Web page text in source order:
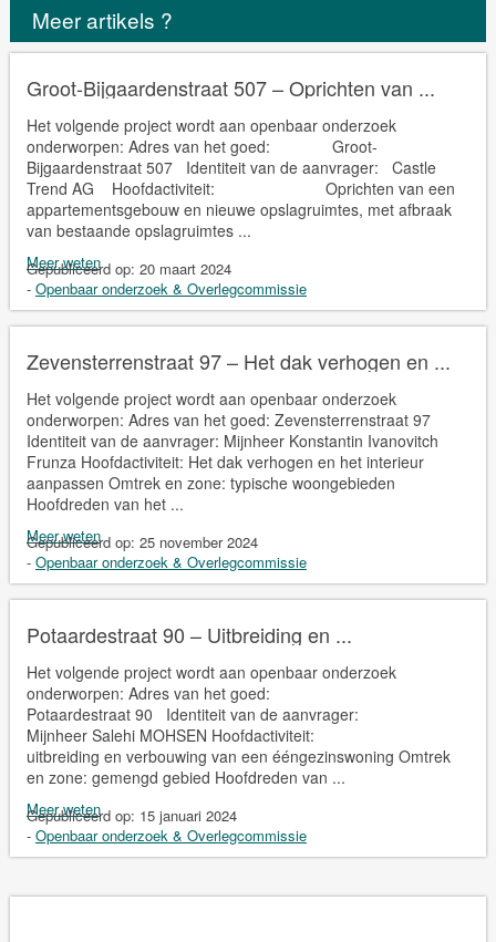
Meer artikels ?
Groot-Bijgaardenstraat 507 – Oprichten van ...
Het volgende project wordt aan openbaar onderzoek
onderworpen: Adres van het goed: Groot-
Bijgaardenstraat 507 Identiteit van de aanvrager: Castle
Trend AG Hoofdactiviteit: Oprichten van een
appartementsgebouw en nieuwe opslagruimtes, met afbraak
van bestaande opslagruimtes ...
Meer weten
Gepubliceerd op: 20 maart 2024
- Openbaar onderzoek & Overlegcommissie
Zevensterrenstraat 97 – Het dak verhogen en ...
Het volgende project wordt aan openbaar onderzoek
onderworpen: Adres van het goed: Zevensterrenstraat 97
Identiteit van de aanvrager: Mijnheer Konstantin Ivanovitch
Frunza Hoofdactiviteit: Het dak verhogen en het interieur
aanpassen Omtrek en zone: typische woongebieden
Hoofdreden van het ...
Meer weten
Gepubliceerd op: 25 november 2024
- Openbaar onderzoek & Overlegcommissie
Potaardestraat 90 – Uitbreiding en ...
Het volgende project wordt aan openbaar onderzoek
onderworpen: Adres van het goed:
Potaardestraat 90 Identiteit van de aanvrager:
Mijnheer Salehi MOHSEN Hoofdactiviteit:
uitbreiding en verbouwing van een ééngezinswoning Omtrek
en zone: gemengd gebied Hoofdreden van ...
Meer weten
Gepubliceerd op: 15 januari 2024
- Openbaar onderzoek & Overlegcommissie